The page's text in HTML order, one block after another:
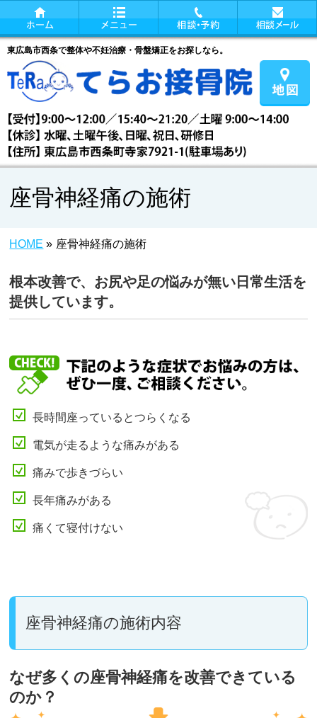
東広島市西条で整体や不妊治療・骨盤矯正をお探しなら。
座骨神経痛の施術
HOME » 座骨神経痛の施術
根本改善で、お尻や足の悩みが無い日常生活を
提供しています。
長時間座っているとつらくなる
電気が走るような痛みがある
痛みで歩きづらい
長年痛みがある
痛くて寝付けない
座骨神経痛の施術内容
なぜ多くの座骨神経痛を改善できている
のか？